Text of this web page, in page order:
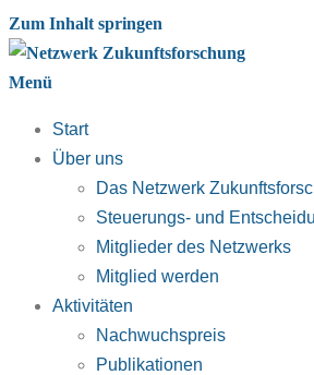
Zum Inhalt springen
Menü
Start
Über uns
Das Netzwerk
Steuerungs- und
Mitglieder des Netzwerks
Mitglied werden
Aktivitäten
Nachwuchspreis
Publikationen